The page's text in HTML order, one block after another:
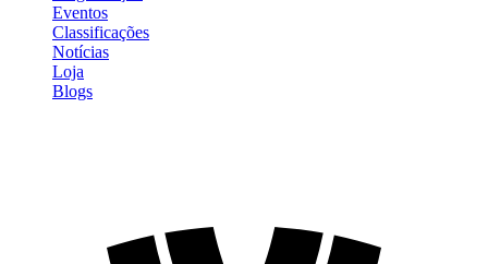
Eventos
Classificações
Notícias
Loja
Blogs